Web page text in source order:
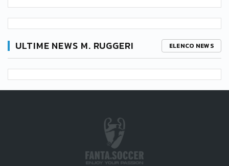
ULTIME NEWS M. RUGGERI ELENCO NEWS